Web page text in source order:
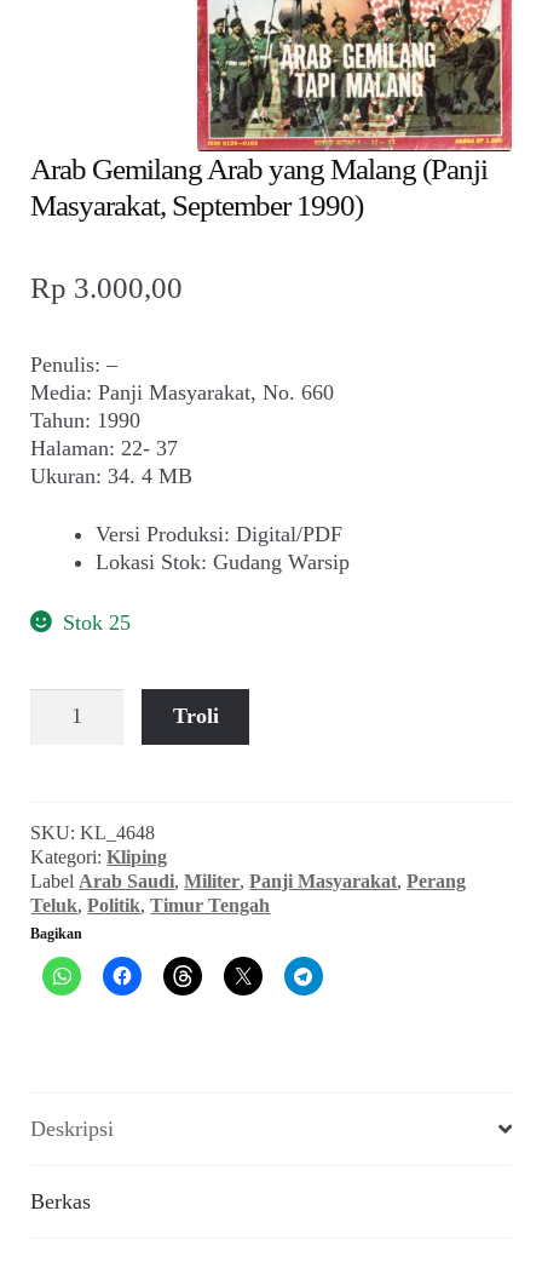
child
menu
Reseller
Arab Gemilang Arab yang Malang (Panji
Masyarakat, September 1990)
Rp 3.000,00
Penulis: –
Media: Panji Masyarakat, No. 660
Tahun: 1990
Halaman: 22- 37
Ukuran: 34. 4 MB
Versi Produksi: Digital/PDF
Lokasi Stok: Gudang Warsip
Stok 25
Arab
Malang
(Panji
Masyarakat,
September
1990)
Troli
SKU:KL_4648
Kategori:Kliping
LabelArab Saudi,Militer,Panji Masyarakat,Perang
Teluk,Politik,Timur Tengah
Bagikan
Deskripsi
Berkas